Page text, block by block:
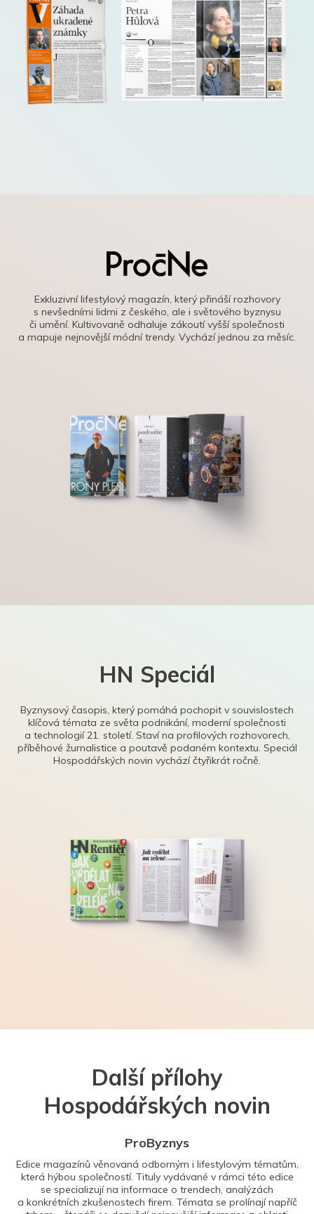
Exkluzivní lifestylový magazín, který přináší rozhovory
s nevšedními lidmi z českého, ale i světového byznysu
či umění. Kultivovaně odhaluje zákoutí vyšší společnosti
a mapuje nejnovější módní trendy. Vychází jednou za měsíc.
HN Speciál
Byznysový časopis, který pomáhá pochopit v souvislostech
klíčová témata ze světa podnikání, moderní společnosti
a technologií 21. století. Staví na profilových rozhovorech,
příběhové žurnalistice a poutavě podaném kontextu. Speciál
Hospodářských novin vychází čtyřikrát ročně.
Další přílohy
Hospodářských novin
ProByznys
Edice magazínů věnovaná odborným i lifestylovým tématům,
která hýbou společností. Tituly vydávané v rámci této edice
se specializují na informace o trendech, analýzách
a konkrétních zkušenostech firem. Témata se prolínají napříč